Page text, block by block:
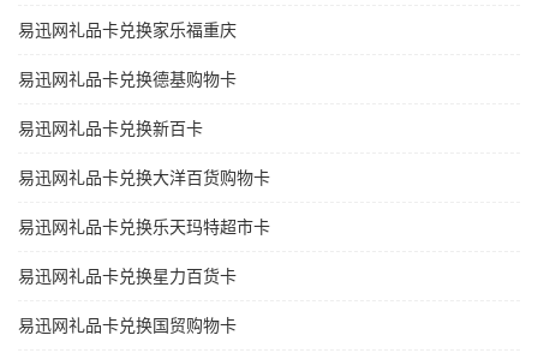
易迅网礼品卡兑换家乐福重庆
易迅网礼品卡兑换德基购物卡
易迅网礼品卡兑换新百卡
易迅网礼品卡兑换大洋百货购物卡
易迅网礼品卡兑换乐天玛特超市卡
易迅网礼品卡兑换星力百货卡
易迅网礼品卡兑换国贸购物卡